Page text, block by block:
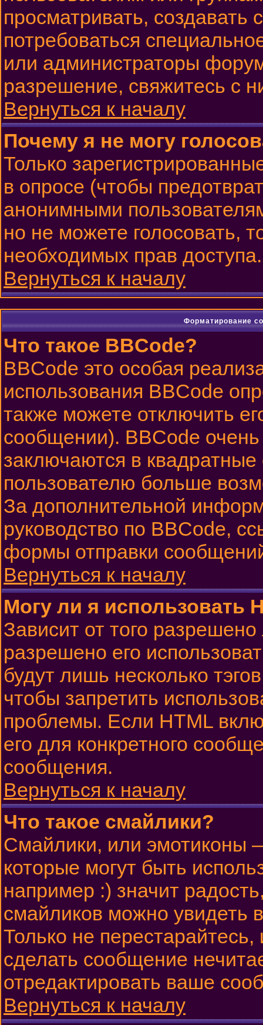
просматривать,
потребоваться
или администраторы
разрешение, свяжитесь с
Вернуться к началу
Почему я не могу
Только
в опросе (чтобы
анонимными
но не можете голосовать,
необходимых прав доступа.
Вернуться к началу
Форматирование
Что такое BBCode?
BBCode это особая
использования BBCode
также можете отключить
сообщении). BBCode
заключаются в
пользователю больше
За дополнительной
руководство по BBCode,
формы отправки
Вернуться к началу
Могу ли я использовать
Зависит от того
разрешено его
будут лишь несколько
чтобы запретить
проблемы. Если HTML
его для конкретного
сообщения.
Вернуться к началу
Что такое смайлики?
Смайлики, или эмотиконы
которые могут быть
например :) значит
смайликов можно увидеть
Только не перестарайтесь,
сделать сообщение
отредактировать ваше
Вернуться к началу